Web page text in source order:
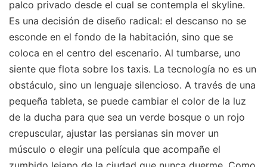
palco privado desde el cual se contempla el skyline.
Es una decisión de diseño radical: el descanso no se
esconde en el fondo de la habitación, sino que se
coloca en el centro del escenario. Al tumbarse, uno
siente que flota sobre los taxis. La tecnología no es un
obstáculo, sino un lenguaje silencioso. A través de una
pequeña tableta, se puede cambiar el color de la luz
de la ducha para que sea un verde bosque o un rojo
crepuscular, ajustar las persianas sin mover un
músculo o elegir una película que acompañe el